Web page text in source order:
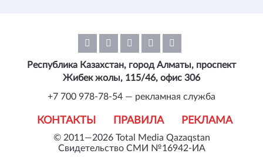
© 2011—2026 Total Media Qazaqstan
Свидетельство СМИ №16942-ИА
КОНТАКТЫ ПРАВИЛА РЕКЛАМА
Республика Казахстан, город Алматы, проспект
Жибек жолы, 115/46, офис 306
+7 700 978-78-54 — рекламная служба